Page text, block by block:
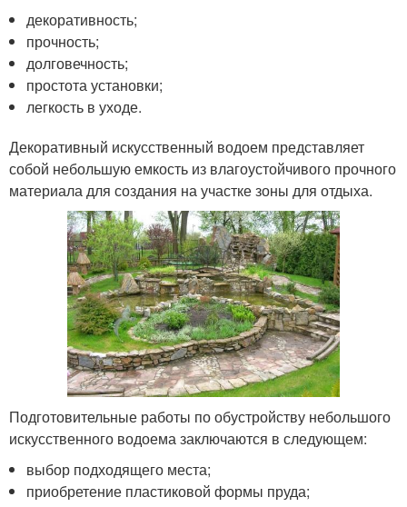
декоративность;
прочность;
долговечность;
простота установки;
легкость в уходе.
Декоративный искусственный водоем представляет
собой небольшую емкость из влагоустойчивого прочного
материала для создания на участке зоны для отдыха.
Подготовительные работы по обустройству небольшого
искусственного водоема заключаются в следующем:
выбор подходящего места;
приобретение пластиковой формы пруда;